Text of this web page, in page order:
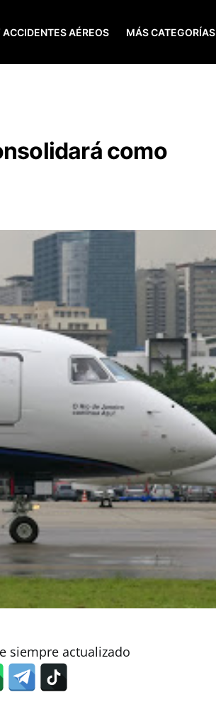
AÉREOS MÁS CATEGORÍAS
como
siempre actualizado